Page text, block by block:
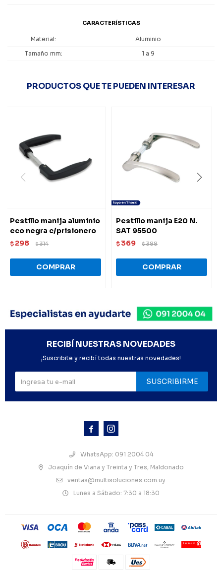
CARACTERÍSTICAS
Material
Aluminio
Tamaño mm
1 a 9
PRODUCTOS QUE TE PUEDEN INTERESAR
Pestillo manija aluminio
eco negra c/prisionero
$ 298 $314
Pestillo manija E20 N.
SAT 95500
$ 369 $388
 
WhatsApp: 091 2004 04
Joaquín de Viana y Treinta y Tres, Maldonado
ventas@multisoluciones.com.uy
Lunes a Sábado: 7:30 a 18:30
RECIBÍ NUESTRAS NOVEDADES
¡Suscribite y recibí todas nuestras novedades!
SUSCRIBIRME